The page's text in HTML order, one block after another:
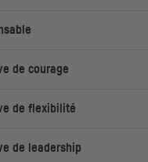
de courage
de flexibilité
de leadership